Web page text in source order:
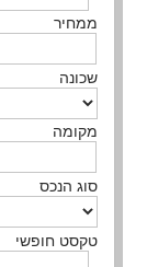
ממחיר
שכונה
מקומה
סוג הנכס
טקסט חופשי